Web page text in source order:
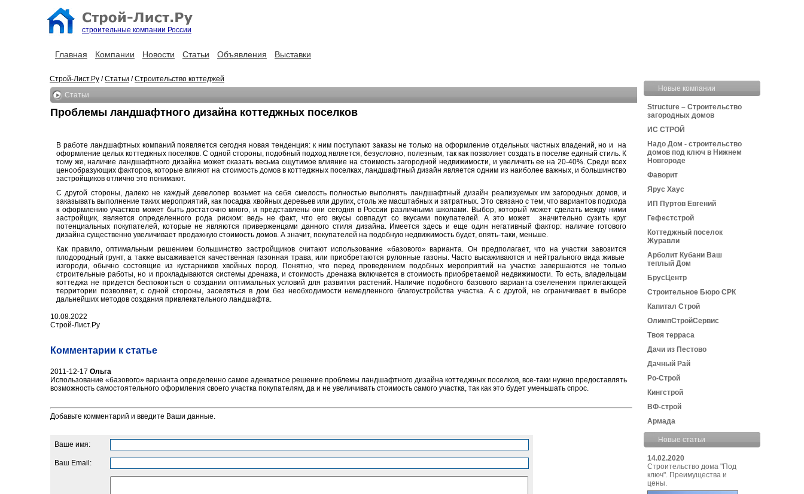
строительные компании России
Главная Компании Новости Статьи Объявления Выставки
Строй-Лист.Ру /Статьи /Строительство коттеджей
Статьи
Проблемы ландшафтного дизайна коттеджных поселков
В работе ландшафтных компаний появляется сегодня новая тенденция: к ним поступают заказы не только на оформление отдельных частных владений, но и на
оформление целых коттеджных поселков. С одной стороны, подобный подход является, безусловно, полезным, так как позволяет создать в поселке единый стиль. К
тому же, наличие ландшафтного дизайна может оказать весьма ощутимое влияние на стоимость загородной недвижимости, и увеличить ее на 20-40%. Среди всех
ценообразующих факторов, которые влияют на стоимость домов в коттеджных поселках, ландшафтный дизайн является одним из наиболее важных, и большинство
застройщиков отлично это понимают.
С другой стороны, далеко не каждый девелопер возьмет на себя смелость полностью выполнять ландшафтный дизайн реализуемых им загородных домов, и
заказывать выполнение таких мероприятий, как посадка хвойных деревьев или других, столь же масштабных и затратных. Это связано с тем, что вариантов подхода
к оформлению участков может быть достаточно много, и представлены они сегодня в России различными школами. Выбор, который может сделать между ними
застройщик, является определенного рода риском: ведь не факт, что его вкусы совпадут со вкусами покупателей. А это может значительно сузить круг
потенциальных покупателей, которые не являются приверженцами данного стиля дизайна. Имеется здесь и еще один негативный фактор: наличие готового
дизайна существенно увеличивает продажную стоимость домов. А значит, покупателей на подобную недвижимость будет, опять-таки, меньше.
Как правило, оптимальным решением большинство застройщиков считают использование «базового» варианта. Он предполагает, что на участки завозится
плодородный грунт, а также высаживается качественная газонная трава, или приобретаются рулонные газоны. Часто высаживаются и нейтрального вида живые
изгороди, обычно состоящие из кустарников хвойных пород. Понятно, что перед проведением подобных мероприятий на участке завершаются не только
строительные работы, но и прокладываются системы дренажа, и стоимость дренажа включается в стоимость приобретаемой недвижимости. То есть, владельцам
коттеджа не придется беспокоиться о создании оптимальных условий для развития растений. Наличие подобного базового варианта озеленения прилегающей
территории позволяет, с одной стороны, заселяться в дом без необходимости немедленного благоустройства участка. А с другой, не ограничивает в выборе
дальнейших методов создания привлекательного ландшафта.
10.08.2022
Строй-Лист.Ру
Комментарии к статье
2011-12-17 Ольга
Использование «базового» варианта определенно самое адекватное решение проблемы ландшафтного дизайна коттеджных поселков, все-таки нужно предоставлять
возможность самостоятельного оформления своего участка покупателям, да и не увеличивать стоимость самого участка, так как это будет уменьшать спрос.
Добавьте комментарий и введите Ваши данные.
Ваше имя:
Ваш Email:
Новые компании
Structure – Строительство
загородных домов
ИС СТРОЙ
Надо Дом - строительство
домов под ключ в Нижнем
Новгороде
Фаворит
Ярус Хаус
ИП Пуртов Евгений
Гефестстрой
Коттеджный поселок
Журавли
Арболит Кубани Ваш
теплый Дом
БрусЦентр
Строительное Бюро СРК
Капитал Строй
ОлимпСтройСервис
Твоя терраса
Дачи из Пестово
Дачный Рай
Ро-Строй
Кингстрой
ВФ-строй
Армада
Новые статьи
14.02.2020
Строительство дома "Под
ключ". Преимущества и
цены.